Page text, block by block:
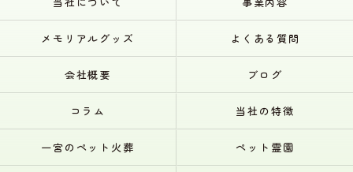
メモリアルグッズ よくある質問
会社概要 ブログ
コラム 当社の特徴
一宮のペット火葬 ペット霊園